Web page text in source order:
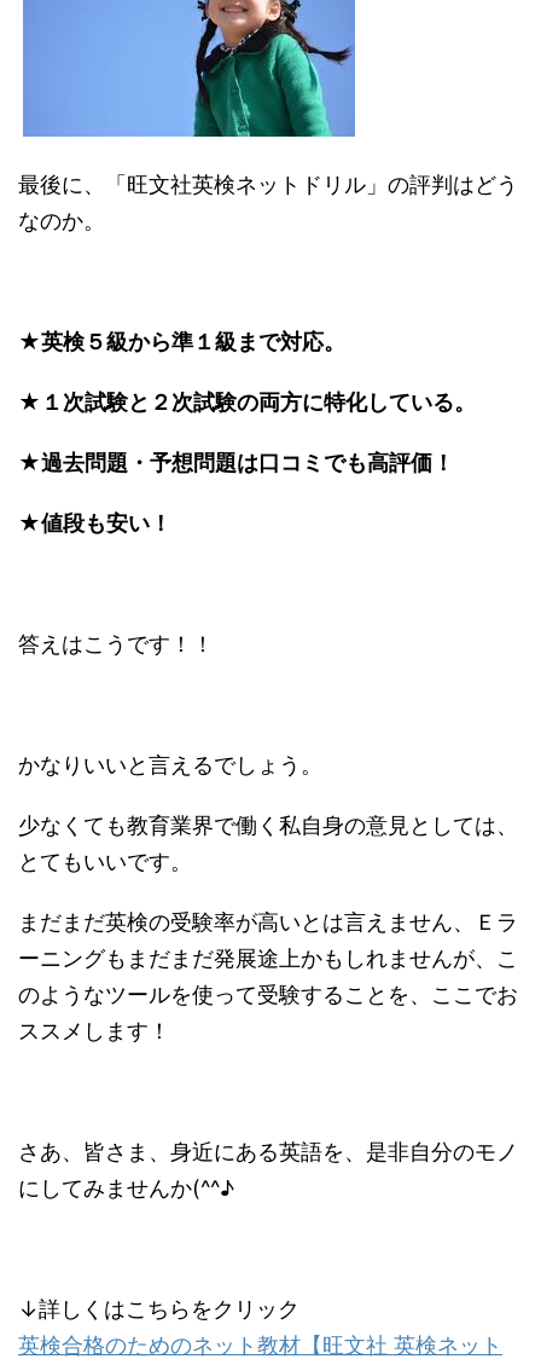
最後に、「旺文社英検ネットドリル」の評判はどう
なのか。
★英検５級から準１級まで対応。
★１次試験と２次試験の両方に特化している。
★過去問題・予想問題は口コミでも高評価！
★値段も安い！
答えはこうです！！
かなりいいと言えるでしょう。
少なくても教育業界で働く私自身の意見としては、
とてもいいです。
まだまだ英検の受験率が高いとは言えません、Ｅラ
ーニングもまだまだ発展途上かもしれませんが、こ
のようなツールを使って受験することを、ここでお
ススメします！
さあ、皆さま、身近にある英語を、是非自分のモノ
にしてみませんか(^^♪
↓詳しくはこちらをクリック
英検合格のためのネット教材【旺文社 英検ネット